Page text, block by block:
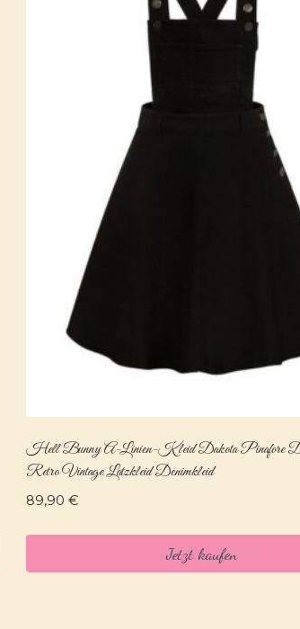
Hell Bunny A-Linien-Kleid Dakota Pinafore
Retro Vintage Latzkleid Denimkleid
89,90 €
Jetzt kaufen